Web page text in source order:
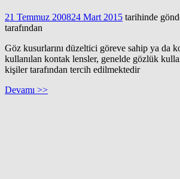
21 Temmuz 200824 Mart 2015 tarihinde
tarafından
Göz kusurlarını düzeltici göreve sahip ya da
kullanılan kontak lensler, genelde gözlük
kişiler tarafından tercih edilmektedir
Devamı >>